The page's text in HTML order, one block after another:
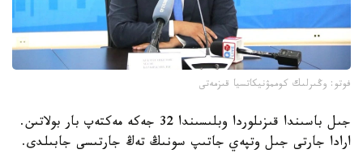
فوتو: وڭىرلىك كوممۋنيكاتسيا قىزمەتى
جىل باسىندا قىزىلوردا وبلىسىندا 32 جەكە مەكتەپ بار بولاتىن.
ارادا جارتى جىل وتپەي جاتىپ سونىڭ تەڭ جارتىسى جابىلدى.